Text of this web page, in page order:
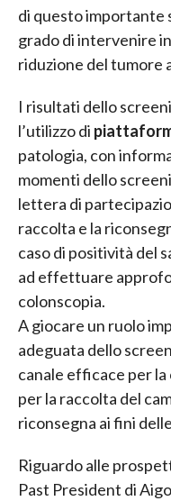
di questo importante
grado di intervenire
riduzione del tumore
I risultati dello
l’utilizzo di
patologia, con
momenti dello
lettera di
raccolta e la
caso di positività del
ad effettuare
colonscopia.
A giocare un ruolo
adeguata dello
canale efficace per
per la raccolta del
riconsegna ai fini
Riguardo alle
Past President di